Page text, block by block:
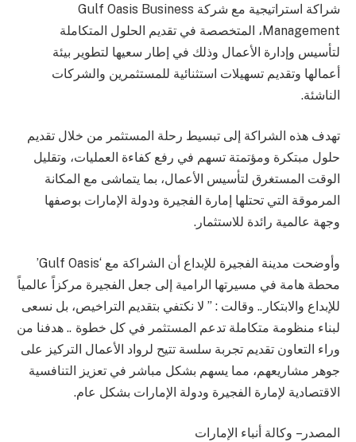
شراكة استراتيجية مع شركة Gulf Oasis Business
Management، المتخصصة في تقديم الحلول المتكاملة
لتأسيس وإدارة الأعمال وذلك في إطار سعيها لتطوير بيئة
أعمالها وتقديم تسهيلات استثنائية للمستثمرين والشركات
الناشئة.
تهدف هذه الشراكة إلى تبسيط رحلة المستثمر من خلال تقديم
حلول مبتكرة ومؤتمتة تسهم في رفع كفاءة العمليات، وتقليل
الوقت المستغرق لتأسيس الأعمال، بما يتماشى مع المكانة
المرموقة التي تحتلها إمارة الفجيرة ودولة الإمارات بوصفها
وجهة عالمية رائدة للاستثمار.
وأوضحت مدينة الفجيرة للإبداع أن الشراكة مع ‘Gulf Oasis’
محطة هامة في مسيرتها الرامية إلى جعل الفجيرة مركزاً عالمياً
للإبداع والابتكار.. وقالت : ” لا نكتفي بتقديم التراخيص، بل نسعى
لبناء منظومة متكاملة تدعم المستثمر في كل خطوة .. هدفنا من
وراء التعاون تقديم تجربة سلسة تتيح لرواد الأعمال التركيز على
جوهر مشاريعهم، مما يسهم بشكل مباشر في تعزيز التنافسية
الاقتصادية لإمارة الفجيرة ودولة الإمارات بشكل عام.
المصدر – وكالة أنباء الإمارات